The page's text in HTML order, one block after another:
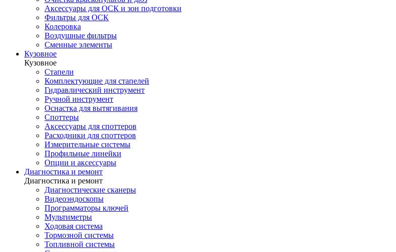
Аксессуары для ОСК и зон подготовки
Фильтры для ОСК
Колеровка
Воздушные фильтры
Сменные элементы
Кузовное
Кузовное
Стапели
Комплектующие для стапелей
Гидравлический инструмент
Ручной инструмент
Оснастка для вытягивания
Споттеры
Аксессуары для споттеров
Расходники для споттеров
Измерительные системы
Профильные линейки
Опции и аксессуары
Диагностика и ремонт
Диагностика и ремонт
Диагностические сканеры
Видеоэндоскопы
Программаторы ключей
Мультиметры
Ходовая система
Тормозной системы
Топливной системы